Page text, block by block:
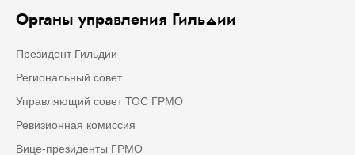
Органы управления Гильдии
Президент Гильдии
Региональный совет
Управляющий совет ТОС ГРМО
Ревизионная комиссия
Вице-президенты ГРМО